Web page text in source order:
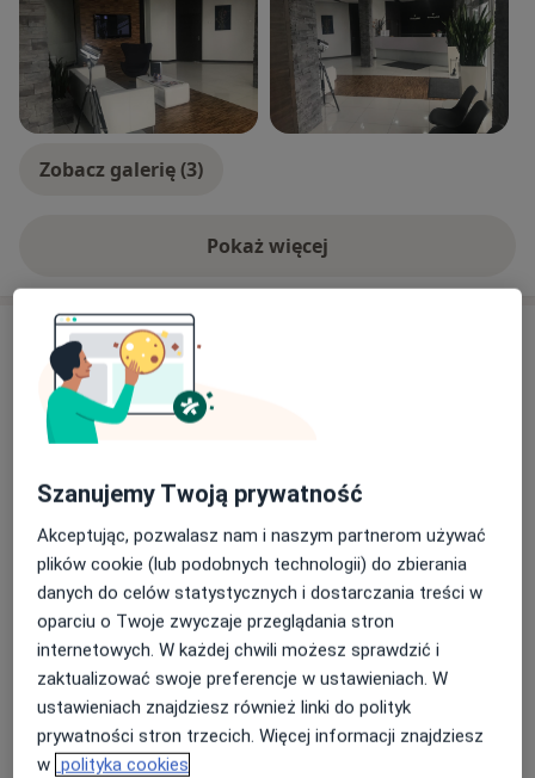
Zobacz galerię (3)
Pokaż więcejo doświadczeniu
Usługi i ceny
Konsultacja dermatologiczna
Od 250 zł Szczegóły
Kwas hialuronowy
Wideodermatoskopia
450 zł Szczegóły Umów wizytę
Usuwanie zmarszczek
Od 600 zł Szczegóły Umów wizytę
Szanujemy Twoją prywatność
Akceptując, pozwalasz nam i naszym partnerom używać
plików cookie (lub podobnych technologii) do zbierania
danych do celów statystycznych i dostarczania treści w
oparciu o Twoje zwyczaje przeglądania stron
internetowych. W każdej chwili możesz sprawdzić i
zaktualizować swoje preferencje w ustawieniach. W
ustawieniach znajdziesz również linki do polityk
prywatności stron trzecich. Więcej informacji znajdziesz
w polityka cookies